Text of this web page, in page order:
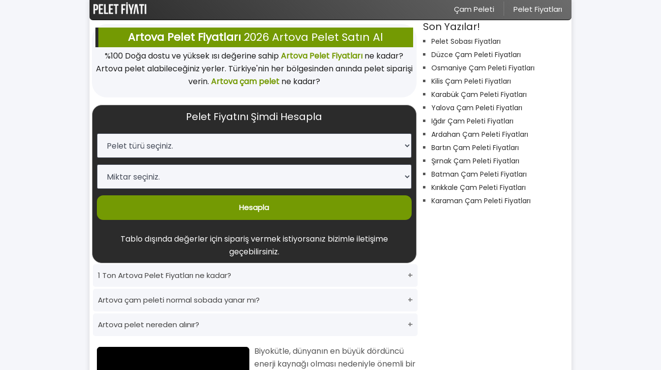
Çam Peleti Pelet Fiyatları
Artova Pelet Fiyatları 2026 Artova Pelet Satın Al
%100 Doğa dostu ve yüksek ısı değerine sahipArtova Pelet Fiyatları ne kadar?
Artova pelet alabileceğiniz yerler. Türkiye'nin her bölgesinden anında pelet siparişi
verin. Artova çam peletne kadar?
Pelet Fiyatını Şimdi Hesapla
Hesapla
Tablo dışında değerler için sipariş vermek istiyorsanız bizimle iletişime
geçebilirsiniz.
1 Ton Artova Pelet Fiyatları ne kadar?
Artova çam peleti normal sobada yanar mı?
Artova pelet nereden alınır?
Biyokütle, dünyanın en büyük dördüncü
enerji kaynağı olması nedeniyle önemli bir
Son Yazılar!
Pelet Sobası Fiyatları
Düzce Çam Peleti Fiyatları
Osmaniye Çam Peleti Fiyatları
Kilis Çam Peleti Fiyatları
Karabük Çam Peleti Fiyatları
Yalova Çam Peleti Fiyatları
Iğdır Çam Peleti Fiyatları
Ardahan Çam Peleti Fiyatları
Bartın Çam Peleti Fiyatları
Şırnak Çam Peleti Fiyatları
Batman Çam Peleti Fiyatları
Kırıkkale Çam Peleti Fiyatları
Karaman Çam Peleti Fiyatları